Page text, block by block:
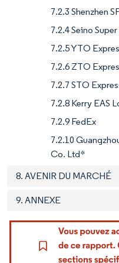
7.2.3 Shenzhen
7.2.4 Seino
7.2.5 YTO
7.2.6 ZTO
7.2.7 STO
7.2.8 Kerry EAS
7.2.9 FedEx
7.2.10
Co. Ltd*
8. AVENIR DU MARCHÉ
9. ANNEXE